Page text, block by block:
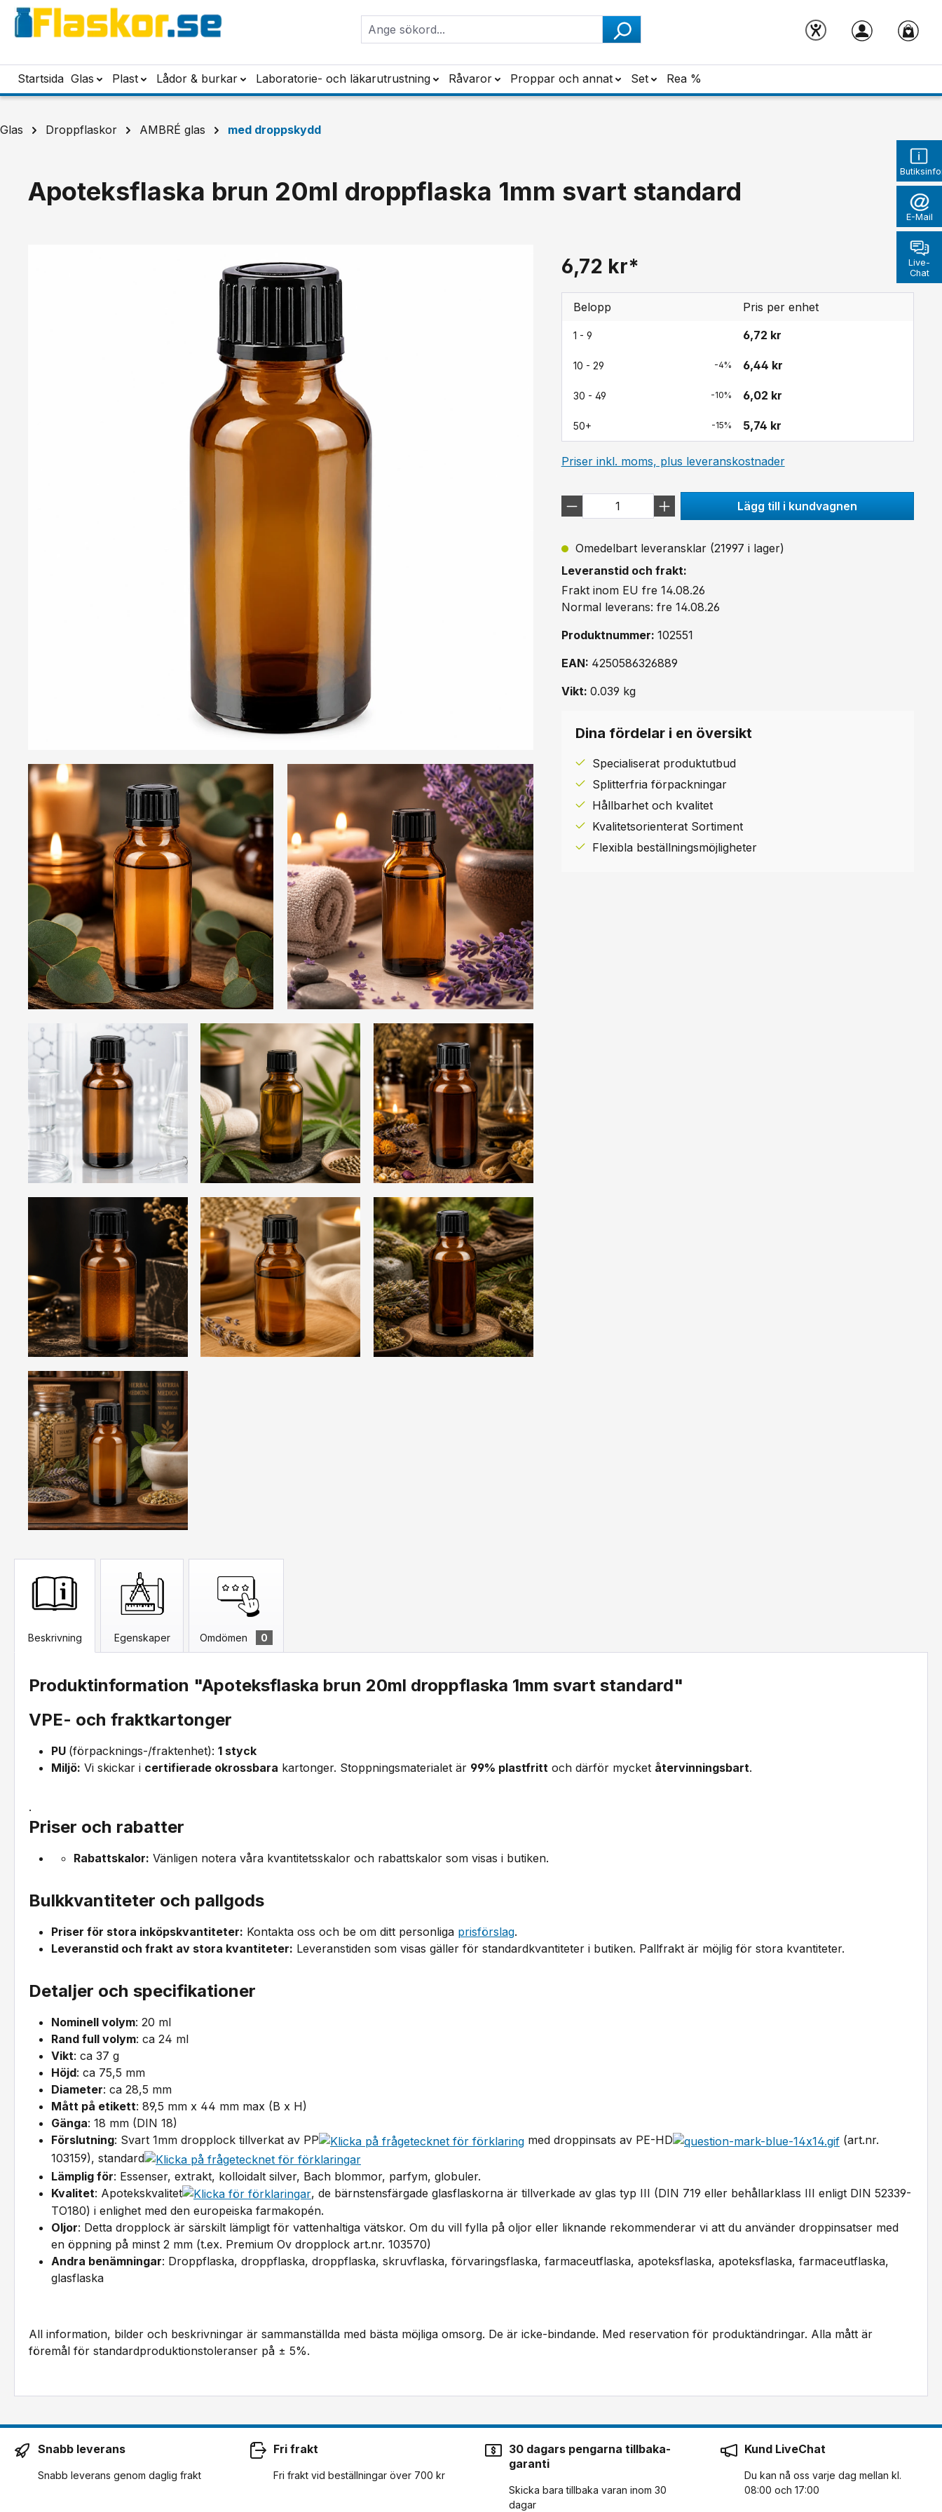
till huvudinnehåll
Hoppa till sökning
Hoppa till huvudnavigering
E-Mail
Live-
Chat
Startsida Glas Plast Lådor & burkar Laboratorie- och läkarutrustning Råvaror Proppar och annat Set Rea %
Glas Droppflaskor AMBRÉ glas med droppskydd
Apoteksflaska brun 20ml droppflaska 1mm svart standard
6,72 kr*
Belopp Pris per enhet
1 - 9 6,72 kr
10 - 29 -4% 6,44 kr
30 - 49 -10% 6,02 kr
50+ -15% 5,74 kr
Priser inkl. moms, plus leveranskostnader
Lägg till i kundvagnen
Omedelbart leveransklar (21997 i lager)
Leveranstid och frakt:
Frakt inom EU fre 14.08.26
Normal leverans: fre 14.08.26
Produktnummer: 102551
EAN: 4250586326889
Vikt: 0.039 kg
Dina fördelar i en översikt
Specialiserat produktutbud
Splitterfria förpackningar
Hållbarhet och kvalitet
Kvalitetsorienterat Sortiment
Flexibla beställningsmöjligheter
Beskrivning Egenskaper Omdömen 0
Produktinformation "Apoteksflaska brun 20ml droppflaska 1mm svart standard"
VPE- och fraktkartonger
PU (förpacknings-/fraktenhet): 1 styck
Miljö: Vi skickar i certifierade okrossbara kartonger. Stoppningsmaterialet är 99% plastfritt och därför mycket återvinningsbart.
.
Priser och rabatter
Rabattskalor: Vänligen notera våra kvantitetsskalor och rabattskalor som visas i butiken.
Bulkkvantiteter och pallgods
Priser för stora inköpskvantiteter: Kontakta oss och be om ditt personliga prisförslag.
Leveranstid och frakt av stora kvantiteter: Leveranstiden som visas gäller för standardkvantiteter i butiken. Pallfrakt är möjlig för stora kvantiteter.
Detaljer och specifikationer
Nominell volym: 20 ml
Rand full volym: ca 24 ml
Vikt: ca 37 g
Höjd: ca 75,5 mm
Diameter: ca 28,5 mm
Mått på etikett: 89,5 mm x 44 mm max (B x H)
Gänga: 18 mm (DIN 18)
Förslutning: Svart 1mm dropplock tillverkat av PP med droppinsats av PE-HD
(art.nr.
103159), standard
Lämplig för: Essenser, extrakt, kolloidalt silver, Bach blommor, parfym, globuler.
Kvalitet: Apotekskvalitet
, de bärnstensfärgade glasflaskorna är tillverkade av glas typ III (DIN 719 eller behållarklass III enligt DIN 52339-
TO180) i enlighet med den europeiska farmakopén.
Oljor: Detta dropplock är särskilt lämpligt för vattenhaltiga vätskor. Om du vill fylla på oljor eller liknande rekommenderar vi att du använder droppinsatser med
en öppning på minst 2 mm (t.ex. Premium Ov dropplock art.nr. 103570)
Andra benämningar: Droppflaska, droppflaska, droppflaska, skruvflaska, förvaringsflaska, farmaceutflaska, apoteksflaska, apoteksflaska, farmaceutflaska,
glasflaska
All information, bilder och beskrivningar är sammanställda med bästa möjliga omsorg. De är icke-bindande. Med reservation för produktändringar. Alla mått är
föremål för standardproduktionstoleranser på ± 5%.
Snabb leverans
Snabb leverans genom daglig frakt
Fri frakt
Fri frakt vid beställningar över 700 kr
30 dagars pengarna tillbaka-
garanti
Skicka bara tillbaka varan inom 30
dagar
Kund LiveChat
Du kan nå oss varje dag mellan kl.
08:00 och 17:00